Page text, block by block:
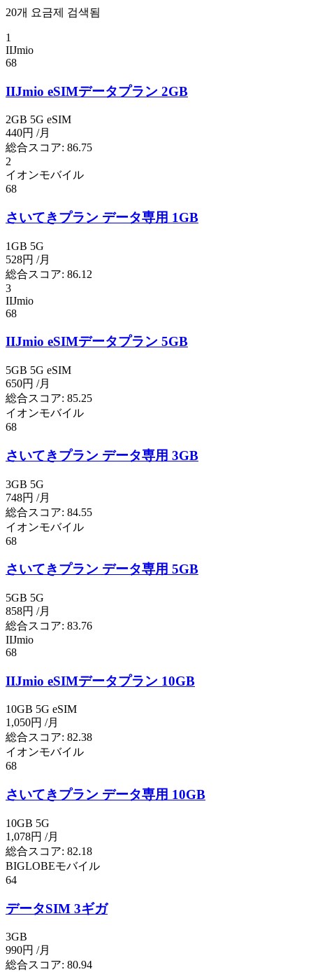
20개 요금제 검색됨
1
IIJmio
68
IIJmio eSIMデータプラン 2GB
2GB 5G eSIM
440円 /月
総合スコア: 86.75
2
イオンモバイル
68
さいてきプラン データ専用 1GB
1GB 5G
528円 /月
総合スコア: 86.12
3
IIJmio
68
IIJmio eSIMデータプラン 5GB
5GB 5G eSIM
650円 /月
総合スコア: 85.25
イオンモバイル
68
さいてきプラン データ専用 3GB
3GB 5G
748円 /月
総合スコア: 84.55
イオンモバイル
68
さいてきプラン データ専用 5GB
5GB 5G
858円 /月
総合スコア: 83.76
IIJmio
68
IIJmio eSIMデータプラン 10GB
10GB 5G eSIM
1,050円 /月
総合スコア: 82.38
イオンモバイル
68
さいてきプラン データ専用 10GB
10GB 5G
1,078円 /月
総合スコア: 82.18
BIGLOBEモバイル
64
データSIM 3ギガ
3GB
990円 /月
総合スコア: 80.94